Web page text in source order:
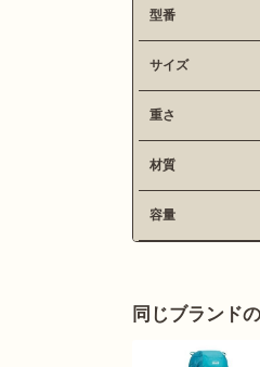
型番
サイズ
重さ
材質
容量
同じブランド